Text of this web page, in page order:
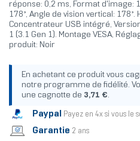
réponse: 0,2 ms, Format d'image:
178°, Angle de vision vertical:
Concentrateur USB intégré,
1 (3.1 Gen 1). Montage VESA,
produit: Noir
En achetant ce produit vous
notre programme de fidélité.
une cagnotte de 3,71 €.
Paypal Payez en 4x si vous le
Garantie 2 ans